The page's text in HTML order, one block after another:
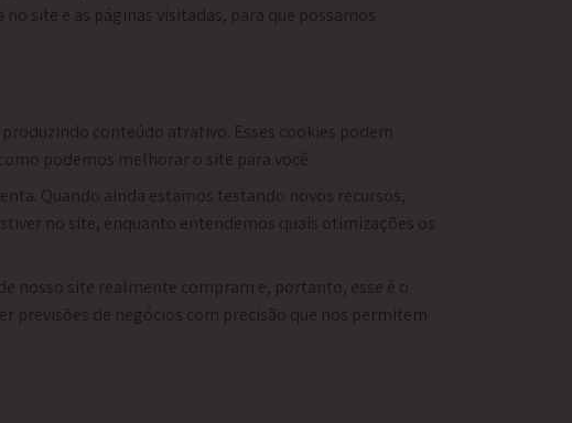
site e as páginas visitadas, para que possamos
conteúdo atrativo. Esses cookies podem
podemos melhorar o site para você.
Quando ainda estamos testando novos recursos,
no site, enquanto entendemos quais otimizações os
nosso site realmente compram e, portanto, esse é o
previsões de negócios com precisão que nos permitem